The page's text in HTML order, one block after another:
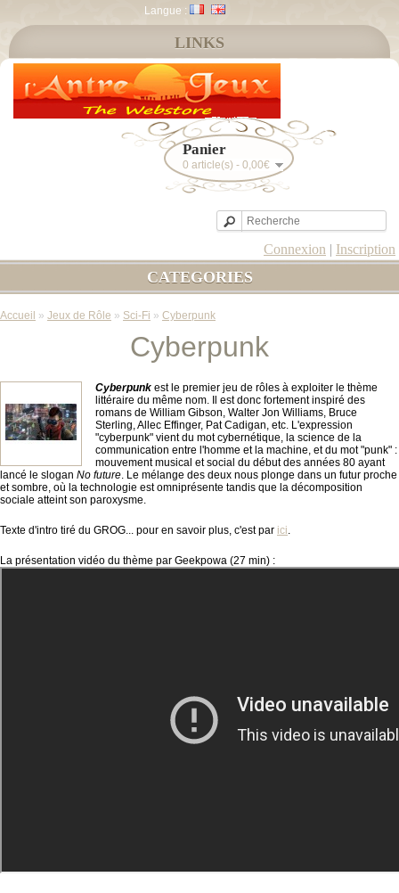
Langue :
Panier
0 article(s) - 0,00€
Connexion | Inscription
LINKS
CATEGORIES
Accueil » Jeux de Rôle » Sci-Fi » Cyberpunk
Cyberpunk
Cyberpunk est le premier jeu de rôles à exploiter le thème
littéraire du même nom. Il est donc fortement inspiré des
romans de William Gibson, Walter Jon Williams, Bruce
Sterling, Allec Effinger, Pat Cadigan, etc. L'expression
"cyberpunk" vient du mot cybernétique, la science de la
communication entre l'homme et la machine, et du mot "punk" :
mouvement musical et social du début des années 80 ayant
lancé le slogan No future. Le mélange des deux nous plonge dans un futur proche
et sombre, où la technologie est omniprésente tandis que la décomposition
sociale atteint son paroxysme.
Texte d'intro tiré du GROG... pour en savoir plus, c'est par ici.
La présentation vidéo du thème par Geekpowa (27 min) :